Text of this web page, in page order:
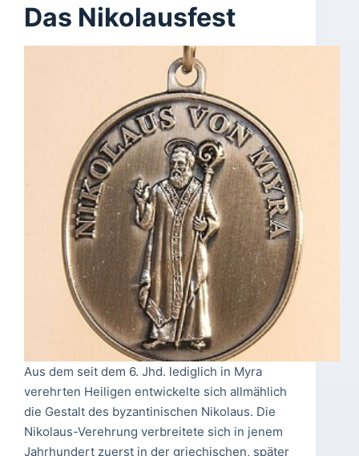
Das Nikolausfest
Aus dem seit dem 6. Jhd. lediglich in Myra
verehrten Heiligen entwickelte sich allmählich
die Gestalt des byzantinischen Nikolaus. Die
Nikolaus-Verehrung verbreitete sich in jenem
Jahrhundert zuerst in der griechischen, später